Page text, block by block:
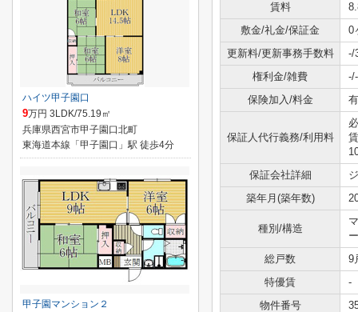
賃料
敷金/礼金/保証金
0
更新料/更新事務手数料
-/
権利金/雑費
-/-
保険加入/料金
保証人代行義務/利用料
保証会社詳細
築年月(築年数)
種別/構造
総戸数
9
特優賃
-
物件番号
ハイツ甲子園口
9万円 3LDK/75.19㎡
兵庫県西宮市甲子園口北町
東海道本線「甲子園口」駅 徒歩4分
甲子園マンション２